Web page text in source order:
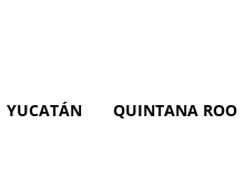
YUCATÁN QUINTANA ROO